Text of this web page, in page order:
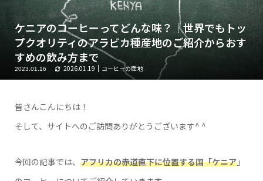
ケニアのコーヒーってどんな味？｜世界でもトッ
プクオリティのアラビカ種産地のご紹介からおす
すめの飲み方まで
2023.01.16 2026.01.19 コーヒーの産地
皆さんこんにちは！
そして、サイトへのご訪問ありがとうございます^ ^
今回の記事では、 アフリカの赤道直下に位置する国「ケニア」